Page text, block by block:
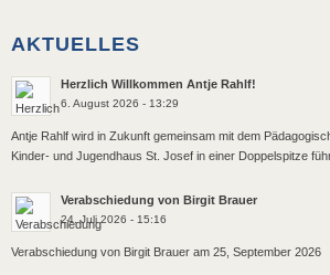
AKTUELLES
Herzlich Willkommen Antje Rahlf!
6. August 2026 - 13:29
Antje Rahlf wird in Zukunft gemeinsam mit dem
Kinder- und Jugendhaus St. Josef in einer Doppelspitze
Verabschiedung von Birgit Brauer
24. Juli 2026 - 15:16
Verabschiedung von Birgit Brauer am 25, September 2026